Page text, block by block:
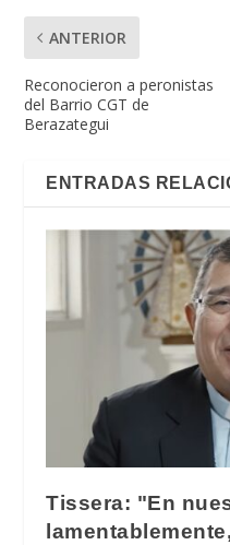
ANTERIOR
Reconocieron a peronistas
del Barrio CGT de
Berazategui
ENTRADAS
Tissera: "En